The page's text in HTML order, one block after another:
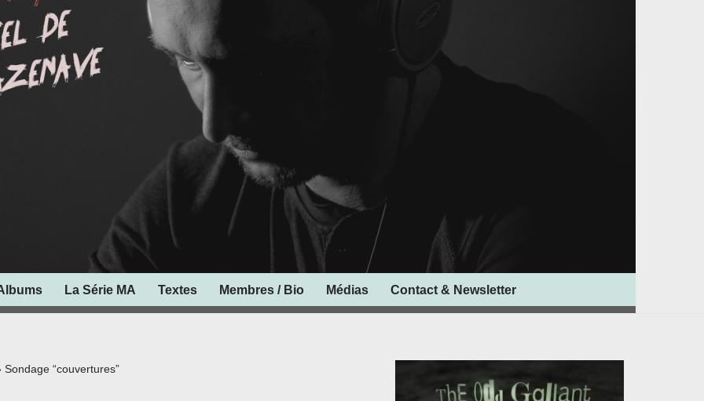
La Série MA Textes Membres / Bio Médias Contact & Newsletter
Sondage “couvertures”